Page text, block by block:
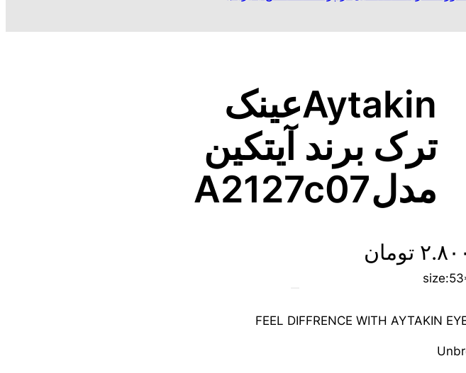
Aytakinعینک
ترک برند آیتکین
مدلA2127c07
تومان
FEEL DIFFRENCE WITH AYTAKIN